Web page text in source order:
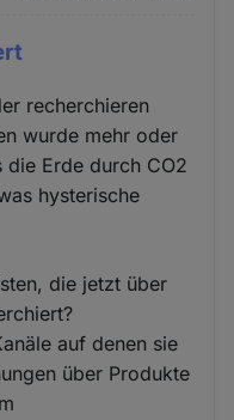
recherchieren
wurde mehr oder
Erde durch CO2
hysterische
die jetzt über
auf denen sie
über Produkte